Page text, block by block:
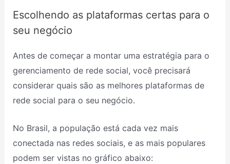
Escolhendo as plataformas certas para o
seu negócio
Antes de começar a montar uma estratégia para o
gerenciamento de rede social, você precisará
considerar quais são as melhores plataformas de
rede social para o seu negócio.
No Brasil, a população está cada vez mais
conectada nas redes sociais, e as mais populares
podem ser vistas no gráfico abaixo: